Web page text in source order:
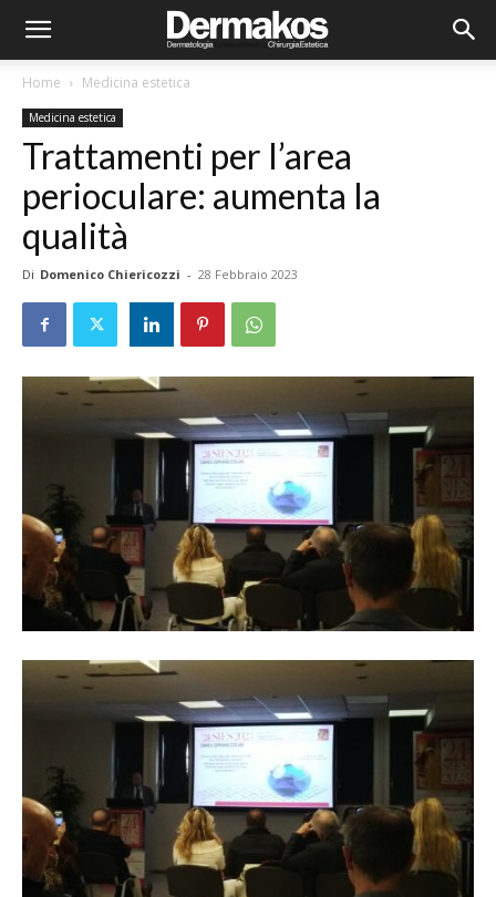
Home Medicina estetica
Medicina estetica
Trattamenti per l’area
perioculare: aumenta la
qualità
Di Domenico Chiericozzi - 28 Febbraio 2023